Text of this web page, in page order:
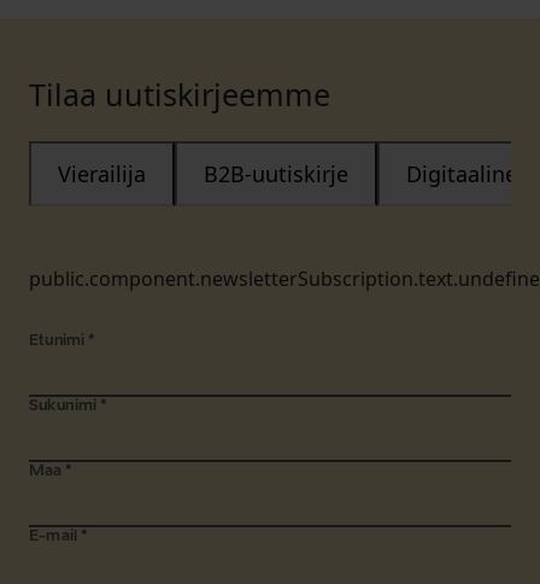
Tilaa uutiskirjeemme
Vierailija B2B-uutiskirje Digitaalinen
Etunimi *
Sukunimi *
Maa *
E-mail *